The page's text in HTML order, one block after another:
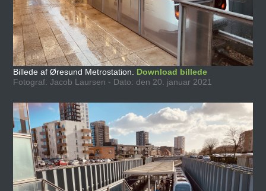
Billede af Øresund Metrostation. Download billede
Fotograf: Jacob Laursen - Dato: den 20. januar 2021